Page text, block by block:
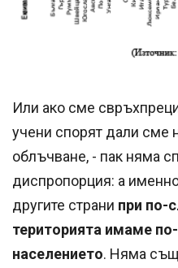
Или ако сме
учени спорят дали сме
облъчване, - пак няма
диспропорция: а
другите страни при по-
територията имаме
населението. Няма